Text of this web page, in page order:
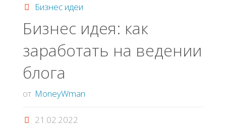
исследовании
Бизнес идеи
Бизнес идея: как
заработать на ведении
блога
от MoneyWman
21.02.2022